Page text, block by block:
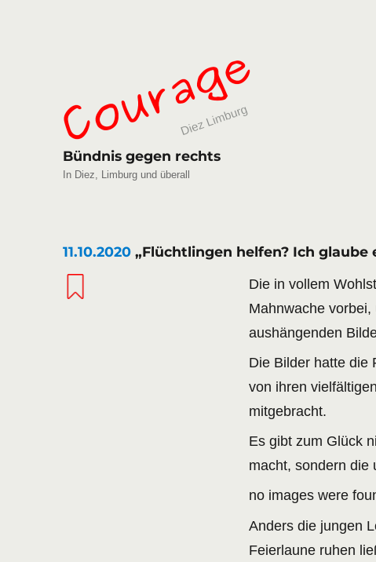
Bündnis gegen rechts
In Diez, Limburg und überall
11.10.2020 „Flüchtlingen helfen? Ich glaube
Die in vollem
Mahnwache
aushängenden
Die Bilder hatte die
von ihren
mitgebracht.
Es gibt zum Glück
macht, sondern die
no images were
Anders die jungen
Feierlaune ruhen